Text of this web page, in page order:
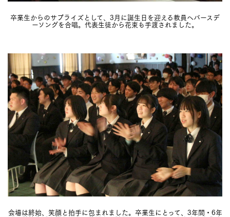
卒業生からのサプライズとして、3月に誕生日を迎える教員へバースデ
ーソングを合唱。代表生徒から花束も手渡されました。
会場は終始、笑顔と拍手に包まれました。卒業生にとって、3年間・6年